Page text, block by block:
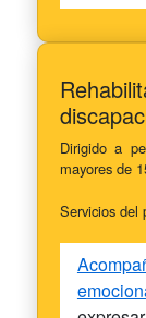
Dirigido a
mayores de
Servicios del